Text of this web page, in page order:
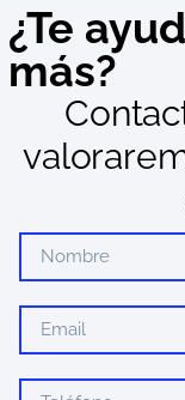
¿Te
más?